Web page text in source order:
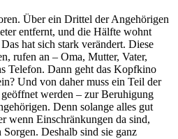
Über ein Drittel der Angehörigen
entfernt, und die Hälfte wohnt
hat sich stark verändert. Diese
rufen an – Oma, Mutter, Vater,
Telefon. Dann geht das Kopfkino
Und von daher muss ein Teil der
werden – zur Beruhigung
Denn solange alles gut
wenn Einschränkungen da sind,
Deshalb sind sie ganz